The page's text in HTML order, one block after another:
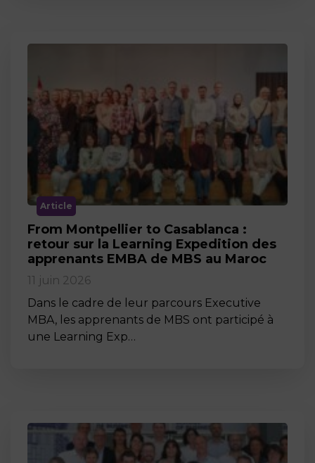
Article
From Montpellier to Casablanca :
retour sur la Learning Expedition des
apprenants EMBA de MBS au Maroc
11 juin 2026
Dans le cadre de leur parcours Executive
MBA, les apprenants de MBS ont participé à
une Learning Exp…